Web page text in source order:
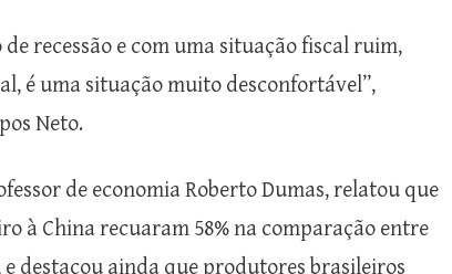
recessão e com uma situação fiscal ruim,
é uma situação muito desconfortável”,
Neto.
de economia Roberto Dumas, relatou que
à China recuaram 58% na comparação entre
e destacou ainda que produtores brasileiros